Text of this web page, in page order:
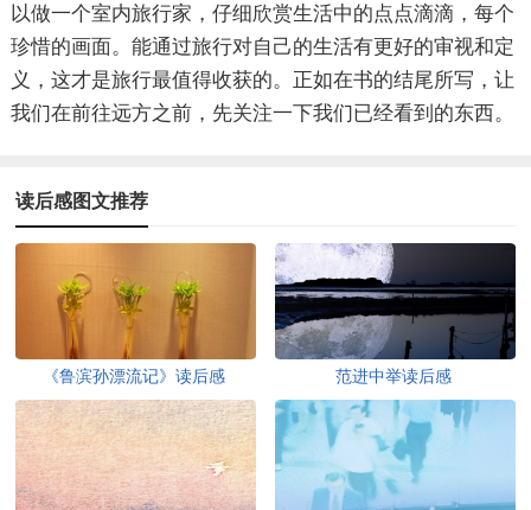
以做一个室内旅行家，仔细欣赏生活中的点点滴滴，每个
珍惜的画面。能通过旅行对自己的生活有更好的审视和定
义，这才是旅行最值得收获的。正如在书的结尾所写，让
我们在前往远方之前，先关注一下我们已经看到的东西。
读后感图文推荐
《鲁滨孙漂流记》读后感 范进中举读后感